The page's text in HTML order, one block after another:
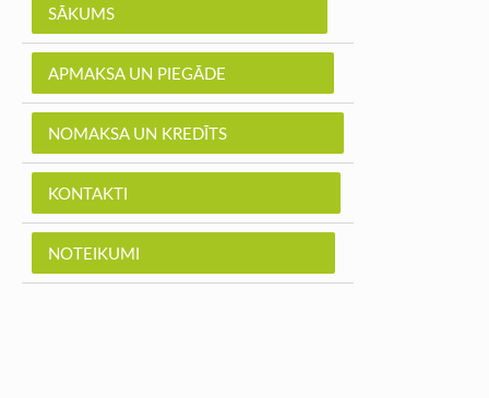
SĀKUMS
APMAKSA UN PIEGĀDE
NOMAKSA UN KREDĪTS
KONTAKTI
NOTEIKUMI